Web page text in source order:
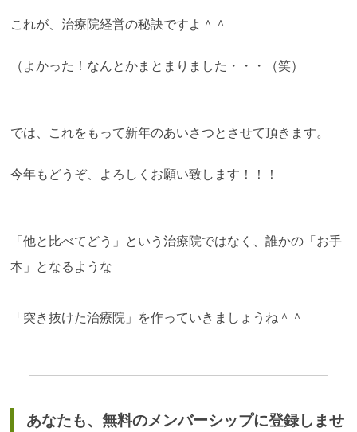
これが、治療院経営の秘訣ですよ＾＾
（よかった！なんとかまとまりました・・・（笑）
では、これをもって新年のあいさつとさせて頂きます。
今年もどうぞ、よろしくお願い致します！！！
「他と比べてどう」という治療院ではなく、誰かの「お手
本」となるような
「突き抜けた治療院」を作っていきましょうね＾＾
あなたも、無料のメンバーシップに登録しませ